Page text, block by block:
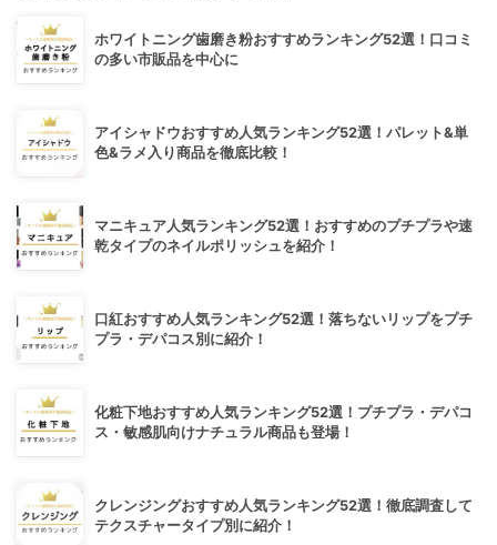
ホワイトニング歯磨き粉おすすめランキング52選！口コミ
の多い市販品を中心に
アイシャドウおすすめ人気ランキング52選！パレット&単
色&ラメ入り商品を徹底比較！
マニキュア人気ランキング52選！おすすめのプチプラや速
乾タイプのネイルポリッシュを紹介！
口紅おすすめ人気ランキング52選！落ちないリップをプチ
プラ・デパコス別に紹介！
化粧下地おすすめ人気ランキング52選！プチプラ・デパコ
ス・敏感肌向けナチュラル商品も登場！
クレンジングおすすめ人気ランキング52選！徹底調査して
テクスチャータイプ別に紹介！